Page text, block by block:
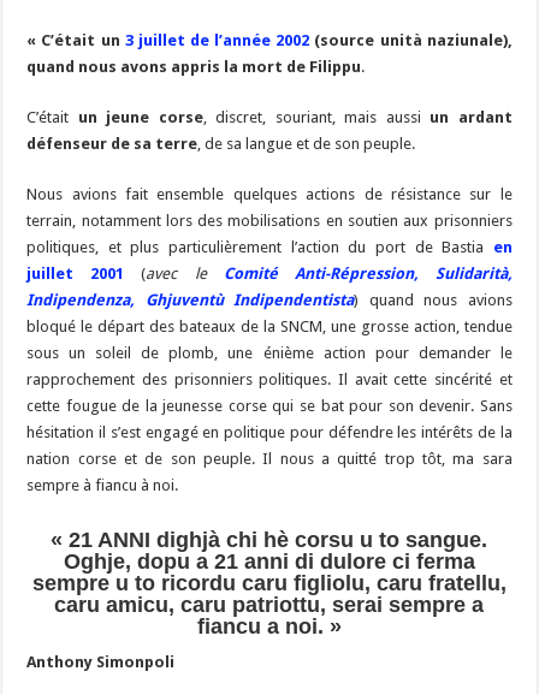
« C’était un 3 juillet de l’année 2002 (source unità naziunale),
quand nous avons appris la mort de Filippu.
C’était un jeune corse, discret, souriant, mais aussi un ardant
défenseur de sa terre , de sa langue et de son peuple.
Nous avions fait ensemble quelques actions de résistance sur le
terrain, notamment lors des mobilisations en soutien aux prisonniers
politiques, et plus particulièrement l’action du port de Bastia
en
juillet 2001
(avec le Comité Anti-Répression, Sulidarità,
Indipendenza, Ghjuventù Indipendentista) quand nous avions
bloqué le départ des bateaux de la SNCM, une grosse action, tendue
sous un soleil de plomb, une énième action pour demander le
rapprochement des prisonniers politiques. Il avait cette sincérité et
cette fougue de la jeunesse corse qui se bat pour son devenir. Sans
hésitation il s’est engagé en politique pour défendre les intérêts de la
nation corse et de son peuple. Il nous a quitté trop tôt, ma sara
sempre à fiancu à noi.
« 21 ANNI dighjà chi hè corsu u to sangue.
Oghje, dopu a 21 anni di dulore ci ferma
sempre u to ricordu caru figliolu, caru fratellu,
caru amicu, caru patriottu, serai sempre a
fiancu a noi. »
Anthony Simonpoli